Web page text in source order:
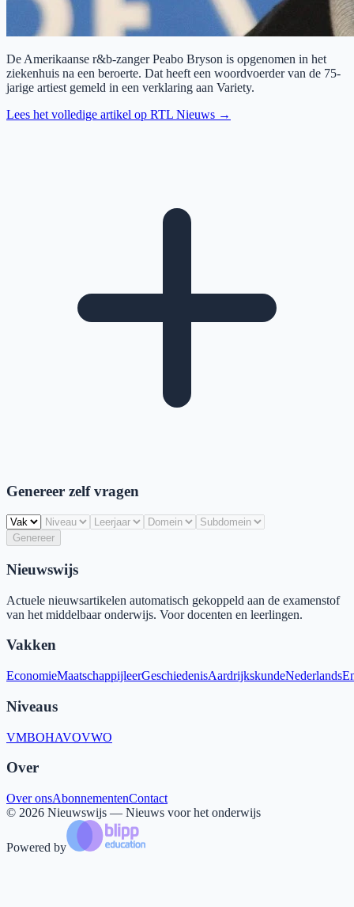
De Amerikaanse r&b-zanger Peabo Bryson is opgenomen in het
ziekenhuis na een beroerte. Dat heeft een woordvoerder van de 75-
jarige artiest gemeld in een verklaring aan Variety.
Lees het volledige artikel op RTL Nieuws →
Genereer zelf vragen
Genereer
Nieuwswijs
Actuele nieuwsartikelen automatisch gekoppeld aan de examenstof
van het middelbaar onderwijs. Voor docenten en leerlingen.
Vakken
EconomieMaatschappijleerGeschiedenisAardrijkskundeNederlands
Niveaus
VMBOHAVOVWO
Over
Over onsAbonnementenContact
© 2026 Nieuwswijs — Nieuws voor het onderwijs
Powered by